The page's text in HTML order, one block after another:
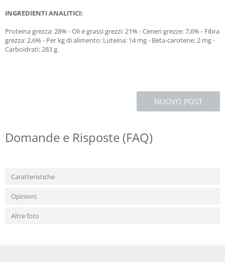
INGREDIENTI ANALITICI:
Proteina grezza: 28% - Oli e grassi grezzi: 21% - Ceneri grezze: 7,6% - Fibra
grezza: 2,6% - Per kg di alimento: Luteina: 14 mg - Beta-carotene: 2 mg -
Carboidrati: 283 g.
NUOVO POST
Domande e Risposte (FAQ)
Caratteristiche
Opinioni
Altre foto